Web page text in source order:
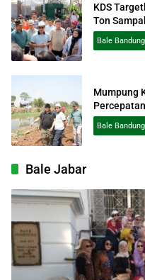
KDS
Ton
Bale Bandung
Mumpung
Bale Bandung
Bale Jabar